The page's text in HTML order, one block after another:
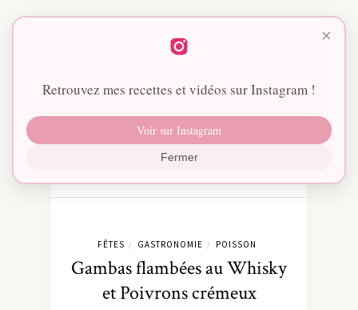
FÊTES / GASTRONOMIE / POISSON
Gambas flambées au Whisky
et Poivrons crémeux
×
Retrouvez mes recettes et vidéos sur Instagram !
Voir sur Instagram
Fermer